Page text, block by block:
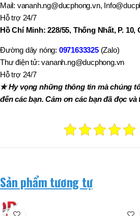
Mail: vananh.ng@ducphong.vn,
Hỗ trợ 24/7
Hồ Chí Minh: 228/55, Thống Nhất, P. 10,
Đường dây nóng: 0971633325(Zalo)
Thư điện tử: vananh.ng@ducphong.vn
Hỗ trợ 24/7
✯ Hy vọng những thông tin mà chúng
đến các bạn. Cảm ơn các bạn đã đọc và
Sản phẩm tương tự